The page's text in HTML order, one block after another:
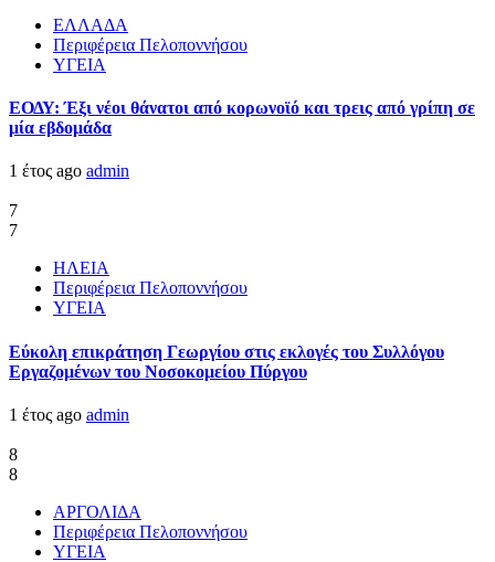
ΕΛΛΑΔΑ
Περιφέρεια Πελοποννήσου
ΥΓΕΙΑ
ΕΟΔΥ: Έξι νέοι θάνατοι από κορωνοϊό και τρεις από γρίπη σε
μία εβδομάδα
1 έτος ago admin
7
7
ΗΛΕΙΑ
Περιφέρεια Πελοποννήσου
ΥΓΕΙΑ
Εύκολη επικράτηση Γεωργίου στις εκλογές του Συλλόγου
Εργαζομένων του Νοσοκομείου Πύργου
1 έτος ago admin
8
8
ΑΡΓΟΛΙΔΑ
Περιφέρεια Πελοποννήσου
ΥΓΕΙΑ